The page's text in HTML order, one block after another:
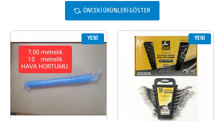
ÖNCEKI ÜRÜNLERI GÖSTER
YENI YENI